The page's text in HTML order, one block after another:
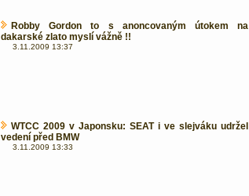
Robby Gordon to s anoncovaným útokem na
dakarské zlato myslí vážně !!
3.11.2009 13:37
WTCC 2009 v Japonsku: SEAT i ve slejváku udržel
vedení před BMW
3.11.2009 13:33